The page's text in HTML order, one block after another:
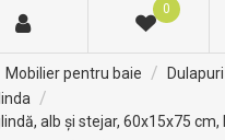
0
Mobilier pentru baie /
/
alb și stejar, 60x15x75 cm,